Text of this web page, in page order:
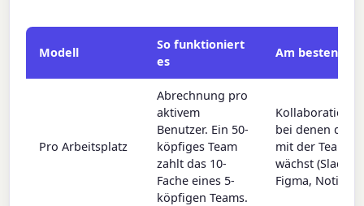
Modell
So funktioniert
es
Am besten für
Pro Arbeitsplatz
Abrechnung pro
aktivem
Benutzer. Ein 50-
köpfiges Team
zahlt das 10-
Fache eines 5-
köpfigen Teams.
bei denen der
mit der
wächst (Slack,
Figma, Notion).